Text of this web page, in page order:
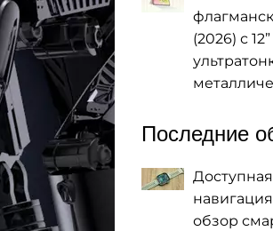
(2026) с
Последние
обзор